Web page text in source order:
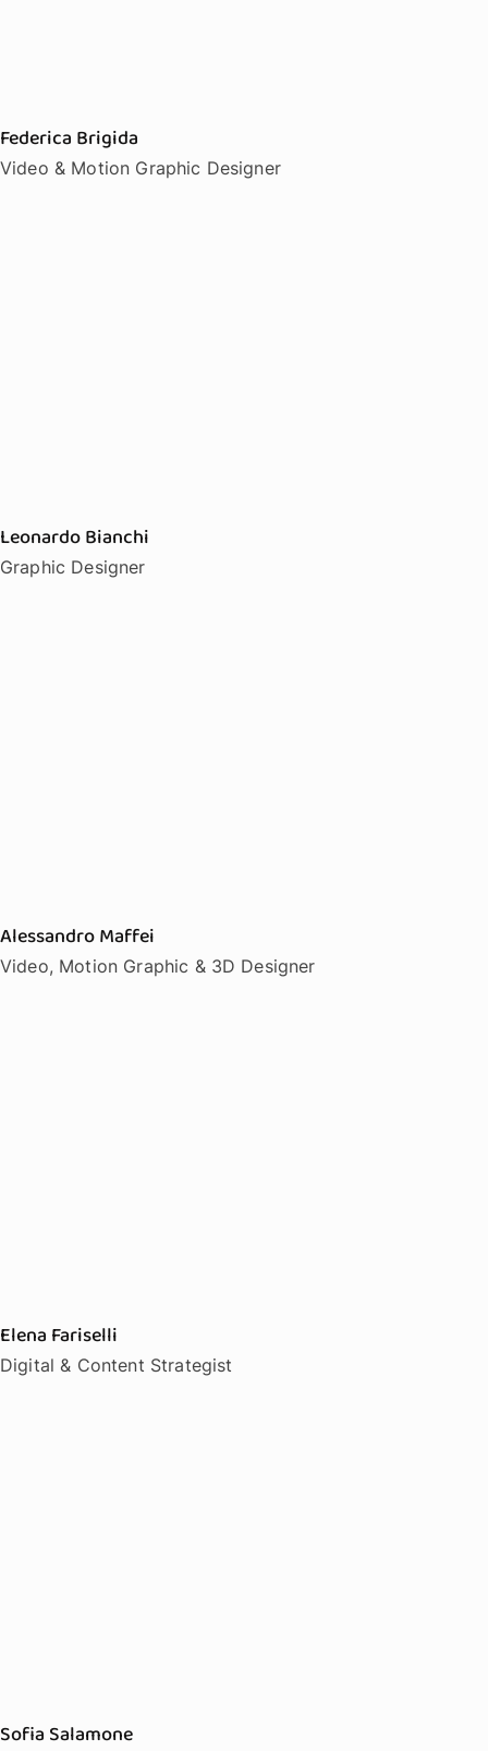
Federica Brigida
Video & Motion Graphic Designer
Leonardo Bianchi
Graphic Designer
Alessandro Maffei
Video, Motion Graphic & 3D Designer
Elena Fariselli
Digital & Content Strategist
Sofia Salamone